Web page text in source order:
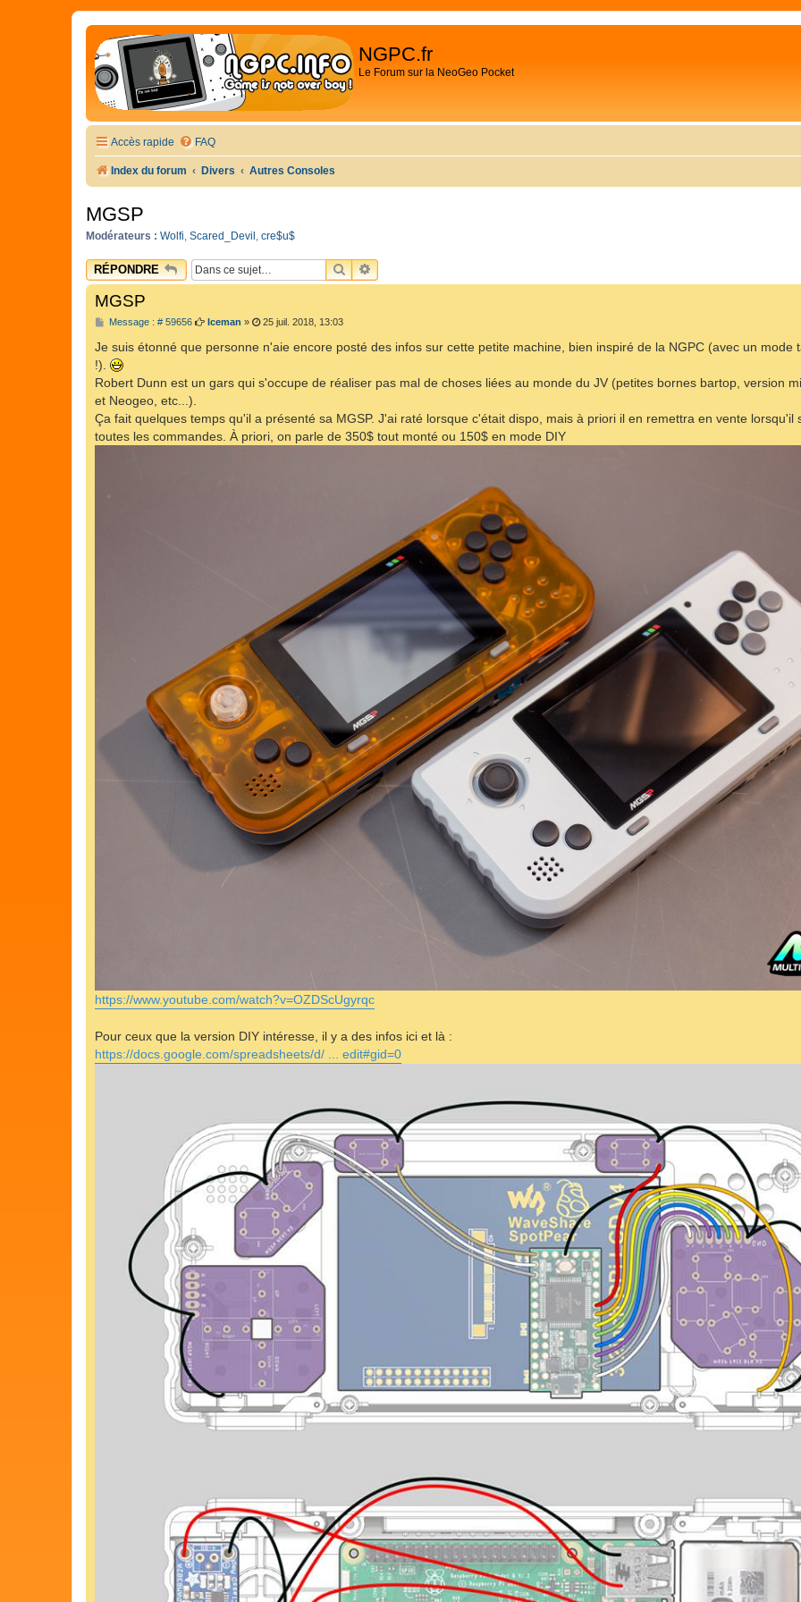
NGPC.fr
Le Forum sur la NeoGeo Pocket
Accès rapide FAQ
Index du forum Divers Autres Consoles
MGSP
Modérateurs : Wolfi, Scared_Devil , cre$u$
RÉPONDRE RECHERCHER
RECHERCHE AVANCÉE
MGSP
Message : # 59656M
s
g
e
Iceman » 25 juil. 2018, 13:03
Je suis étonné que personne n'aie encore posté des infos sur cette petite machine, bien inspiré de la NGPC (avec un mode
!).
Robert Dunn est un gars qui s'occupe de réaliser pas mal de choses liées au monde du JV (petites bornes bartop, version
et Neogeo, etc...).
Ça fait quelques temps qu'il a présenté sa MGSP. J'ai raté lorsque c'était dispo, mais à priori il en remettra en vente lorsqu'il
toutes les commandes. À priori, on parle de 350$ tout monté ou 150$ en mode DIY
https://www.youtube.com/watch?v=OZDScUgyrqc
Pour ceux que la version DIY intéresse, il y a des infos ici et là :
https://docs.google.com/spreadsheets/d/ ... edit#gid=0